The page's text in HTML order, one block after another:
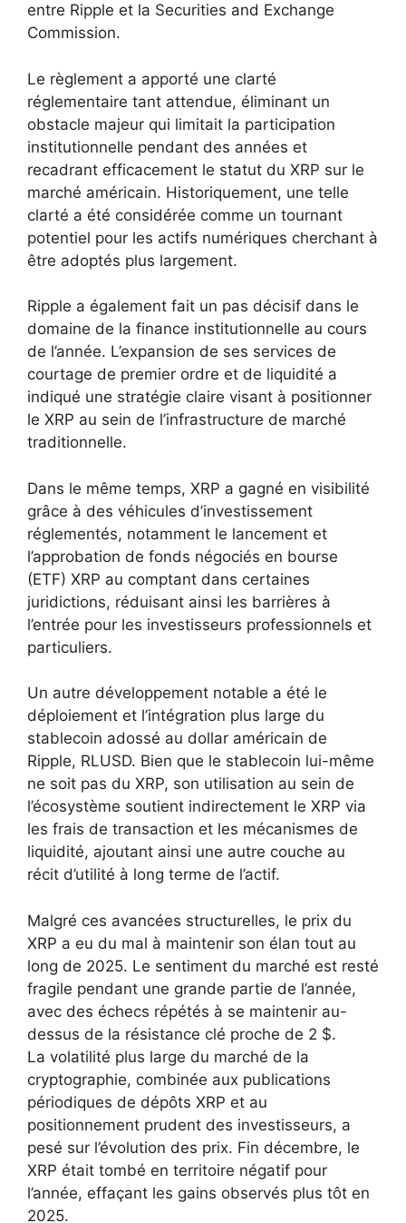
entre Ripple et la Securities and Exchange
Commission.
Le règlement a apporté une clarté
réglementaire tant attendue, éliminant un
obstacle majeur qui limitait la participation
institutionnelle pendant des années et
recadrant efficacement le statut du XRP sur le
marché américain. Historiquement, une telle
clarté a été considérée comme un tournant
potentiel pour les actifs numériques cherchant à
être adoptés plus largement.
Ripple a également fait un pas décisif dans le
domaine de la finance institutionnelle au cours
de l’année. L’expansion de ses services de
courtage de premier ordre et de liquidité a
indiqué une stratégie claire visant à positionner
le XRP au sein de l’infrastructure de marché
traditionnelle.
Dans le même temps, XRP a gagné en visibilité
grâce à des véhicules d’investissement
réglementés, notamment le lancement et
l’approbation de fonds négociés en bourse
(ETF) XRP au comptant dans certaines
juridictions, réduisant ainsi les barrières à
l’entrée pour les investisseurs professionnels et
particuliers.
Un autre développement notable a été le
déploiement et l’intégration plus large du
stablecoin adossé au dollar américain de
Ripple, RLUSD. Bien que le stablecoin lui-même
ne soit pas du XRP, son utilisation au sein de
l’écosystème soutient indirectement le XRP via
les frais de transaction et les mécanismes de
liquidité, ajoutant ainsi une autre couche au
récit d’utilité à long terme de l’actif.
Malgré ces avancées structurelles, le prix du
XRP a eu du mal à maintenir son élan tout au
long de 2025. Le sentiment du marché est resté
fragile pendant une grande partie de l’année,
avec des échecs répétés à se maintenir au-
dessus de la résistance clé proche de 2 $.
La volatilité plus large du marché de la
cryptographie, combinée aux publications
périodiques de dépôts XRP et au
positionnement prudent des investisseurs, a
pesé sur l’évolution des prix. Fin décembre, le
XRP était tombé en territoire négatif pour
l’année, effaçant les gains observés plus tôt en
2025.